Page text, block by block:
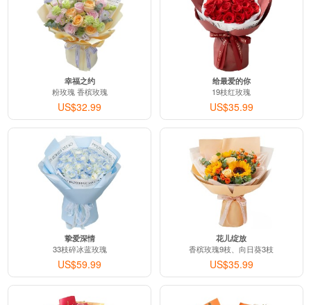
幸福之约
粉玫瑰 香槟玫瑰
US$32.99
给最爱的你
19枝红玫瑰
US$35.99
挚爱深情
33枝碎冰蓝玫瑰
US$59.99
花儿绽放
香槟玫瑰9枝、向日葵3枝
US$35.99